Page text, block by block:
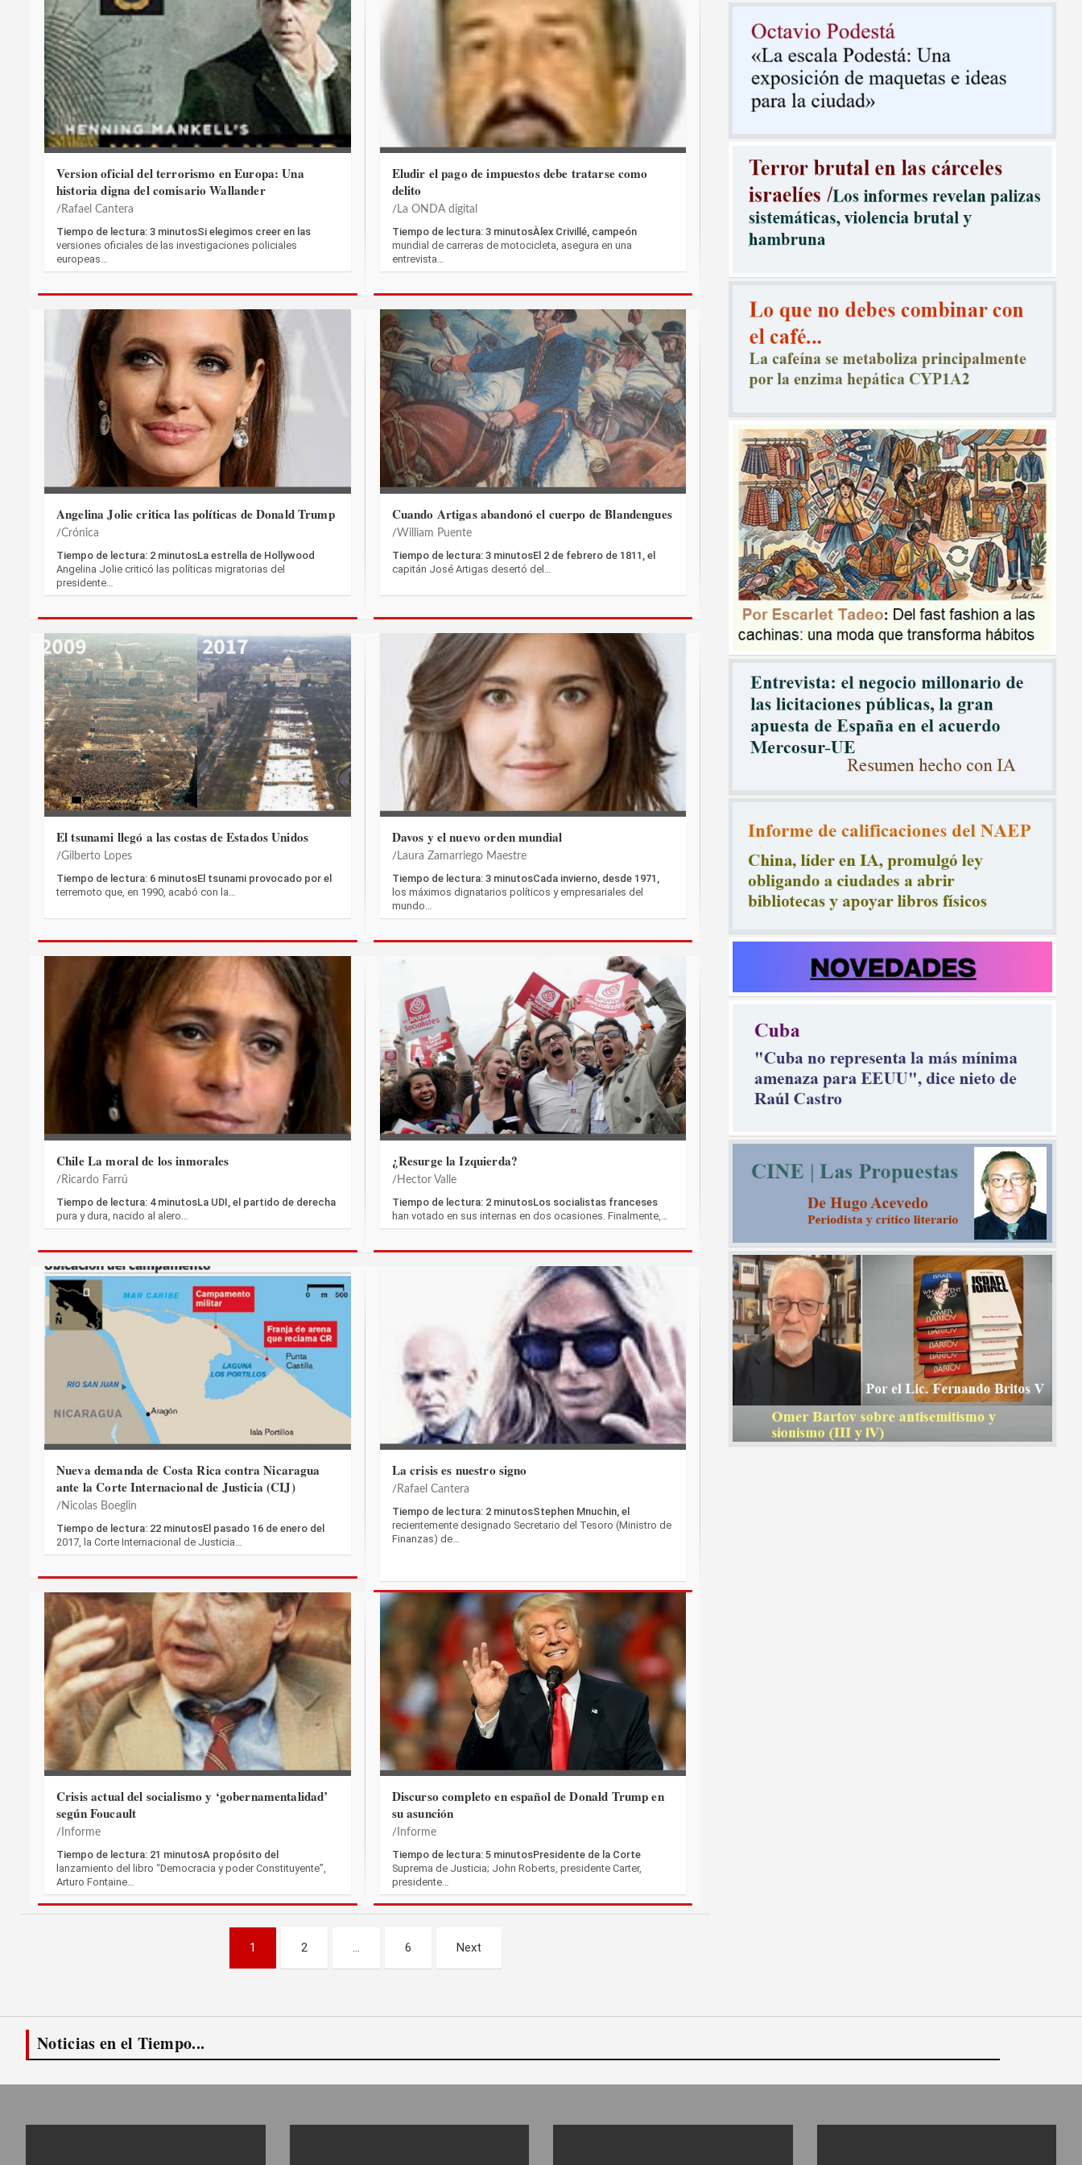
Version oficial del terrorismo en Europa: Una
historia digna del comisario Wallander
Rafael Cantera
Tiempo de lectura: 3 minutosSi elegimos creer en las
versiones oficiales de las investigaciones policiales
europeas…
Eludir el pago de impuestos debe tratarse como
delito
La ONDA digital
Tiempo de lectura: 3 minutosÀlex Crivillé, campeón
mundial de carreras de motocicleta, asegura en una
entrevista…
Angelina Jolie critica las políticas de Donald Trump
Crónica
Tiempo de lectura: 2 minutosLa estrella de Hollywood
Angelina Jolie criticó las políticas migratorias del
presidente…
Cuando Artigas abandonó el cuerpo de Blandengues
William Puente
Tiempo de lectura: 3 minutosEl 2 de febrero de 1811, el
capitán José Artigas desertó del…
El tsunami llegó a las costas de Estados Unidos
Gilberto Lopes
Tiempo de lectura: 6 minutosEl tsunami provocado por el
terremoto que, en 1990, acabó con la…
Davos y el nuevo orden mundial
Laura Zamarriego Maestre
Tiempo de lectura: 3 minutosCada invierno, desde 1971,
los máximos dignatarios políticos y empresariales del
mundo…
Chile La moral de los inmorales
Ricardo Farrú
Tiempo de lectura: 4 minutosLa UDI, el partido de derecha
pura y dura, nacido al alero…
¿Resurge la Izquierda?
Hector Valle
Tiempo de lectura: 2 minutosLos socialistas franceses
han votado en sus internas en dos ocasiones. Finalmente,…
Nueva demanda de Costa Rica contra Nicaragua
ante la Corte Internacional de Justicia (CIJ)
Nicolas Boeglin
Tiempo de lectura: 22 minutosEl pasado 16 de enero del
2017, la Corte Internacional de Justicia…
La crisis es nuestro signo
Rafael Cantera
Tiempo de lectura: 2 minutosStephen Mnuchin, el
recientemente designado Secretario del Tesoro (Ministro de
Finanzas) de…
Crisis actual del socialismo y ‘gobernamentalidad’
según Foucault
Informe
Tiempo de lectura: 21 minutosA propósito del
lanzamiento del libro “Democracia y poder Constituyente”,
Arturo Fontaine…
Discurso completo en español de Donald Trump en
su asunción
Informe
Tiempo de lectura: 5 minutosPresidente de la Corte
Suprema de Justicia; John Roberts, presidente Carter,
presidente…
entradas
1 2 … 6 Next
Noticias en el Tiempo...